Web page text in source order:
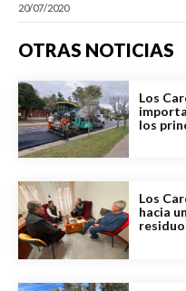
20/07/2020
OTRAS NOTICIAS
Los
los
Los
hacia